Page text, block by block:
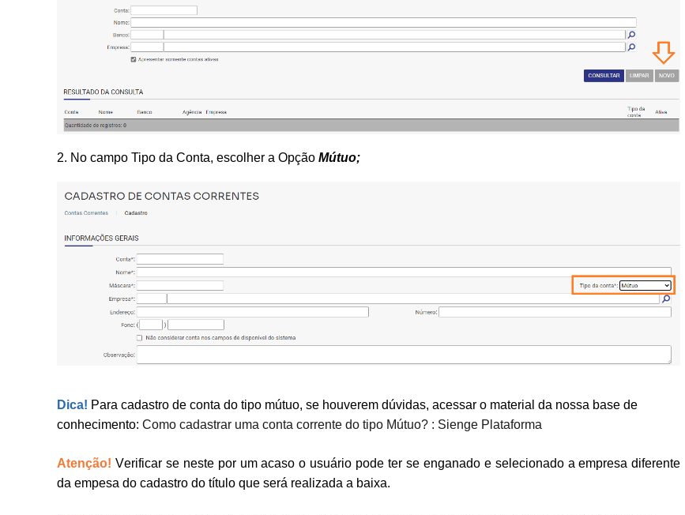
2. No campo Tipo da Conta, escolher a Opção Mútuo;
Dica! Para cadastro de conta do tipo mútuo, se houverem dúvidas, acessar o material da nossa base de
conhecimento: Como cadastrar uma conta corrente do tipo Mútuo? : Sienge Plataforma
Atenção! Verificar se neste por um acaso o usuário pode ter se enganado e selecionado a empresa diferente
da empesa do cadastro do título que será realizada a baixa.